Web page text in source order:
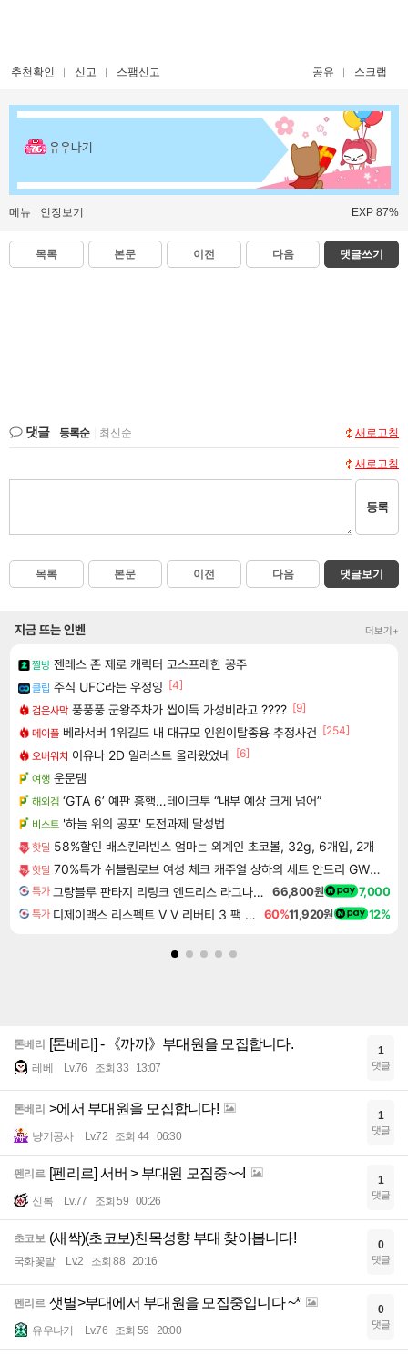
추천확인 신고 스팸신고 공유 스크랩
유우나기
메뉴 인장보기 EXP 87%
목록 본문 이전 다음 댓글쓰기
댓글 등록순 최신순 새로고침
새로고침
등록
목록 본문 이전 다음 댓글보기
지금 뜨는 인벤 더보기+
짤방 젠레스 존 제로 캐릭터 코스프레한 꽁주
클립 주식 UFC라는 우정잉 [4]
검은사막 풍풍풍 군왕주차가 씹이득 가성비라고 ???? [9]
메이플 베라서버 1위길드 내 대규모 인원이탈종용 추정사건 [254]
오버워치 이유나 2D 일러스트 올라왔었네 [6]
여행 운문댐
해외겜 ‘GTA 6’ 예판 흥행…테이크투 “내부 예상 크게 넘어”
비스트 '하늘 위의 공포' 도전과제 달성법
핫딜 58%할인 배스킨라빈스 엄마는 외계인 초코볼, 32g, 6개입, 2개
핫딜 70%특가 쉬블림로브 여성 체크 캐주얼 상하의 세트 안드리 GW1780, FREE, 1세트
특가 그랑블루 판타지 리링크 엔드리스 라그나로크 Granblue Fantasy Relink Endless Ragnarok 66,800원 7,000
특가 디제이맥스 리스펙트 V V 리버티 3 팩 DJMAX RESPECT V V Liberty 3 Pack DLC 60%11,920원 12%
톤베리 [톤베리] - 《까까》부대원을 모집합니다.
레베 Lv.76 조회 33 13:07
1
댓글
톤베리 >에서 부대원을 모집합니다!
냥기공사 Lv.72 조회 44 06:30
1
댓글
펜리르 [펜리르] 서버 > 부대원 모집중~~!
신록 Lv.77 조회 59 00:26
1
댓글
초코보 (새싹)(초코보)친목성향 부대 찾아봅니다!
국화꽃밭 Lv.2 조회 88 20:16
0
댓글
펜리르 샛별>부대에서 부대원을 모집중입니다 ~*
유우나기 Lv.76 조회 59 20:00
0
댓글